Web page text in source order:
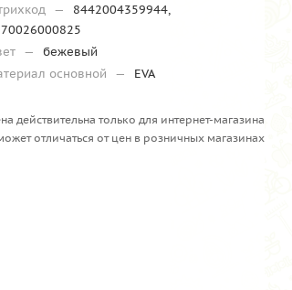
—
8442004359944,
—
бежевый
основной
— EVA
действительна только для интернет-магазина
отличаться от цен в розничных магазинах